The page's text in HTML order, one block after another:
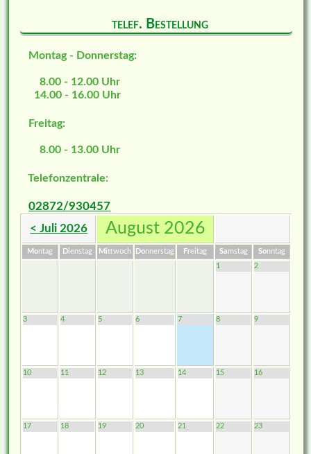
telef. Bestellung
Montag - Donnerstag:
8.00 - 12.00 Uhr
14.00 - 16.00 Uhr
Freitag:
8.00 - 13.00 Uhr
Telefonzentrale:
02872/930457
< Juli 2026 August 2026
Montag Dienstag Mittwoch Donnerstag Freitag Samstag Sonntag
1
2
3 4 5 6 7 8 9
10 11 12 13 14 15 16
17 18 19 20 21 22 23